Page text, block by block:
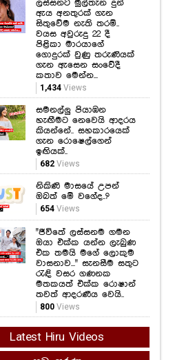
ගොදුරක් වුණු තරුණියක්
ගැන ඇසෙන සංවේදී
කතාව මෙන්න...
1,434 Views
සමනල්ලු පියාඹන
හැඟීමට නෙවෙයි ආදරය
කියන්නේ.. සහකාරයෙක්
ගැන රොෂෙල්ගෙන්
682Views
නිකිණි මාසයේ උපන්
ඔබත් මේ වගේද..?
654 Views
"ජීවිතේ ලස්සනම ගමන
ඔයා එක්ක යන්න ලැබුණ
එක තමයි මගේ ලොකුම
වාසනාව..." සැනසීම සතුට
මතකයත් එක්ක රොෂාන්
තවත් ආදරණීය වෙයි..
800 Views
Latest Hiru Videos
සුව අරණ
කෑම කනකොට මේ
වැරදි කරන්න එපා...!